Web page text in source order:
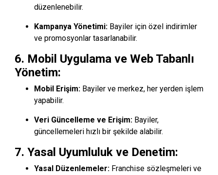
düzenlenebilir.
Kampanya Yönetimi: Bayiler için özel indirimler
ve promosyonlar tasarlanabilir.
6. Mobil Uygulama ve Web Tabanlı
Yönetim:
Mobil Erişim: Bayiler ve merkez, her yerden işlem
yapabilir.
Veri Güncelleme ve Erişim: Bayiler,
güncellemeleri hızlı bir şekilde alabilir.
7. Yasal Uyumluluk ve Denetim:
Yasal Düzenlemeler: Franchise sözleşmeleri ve